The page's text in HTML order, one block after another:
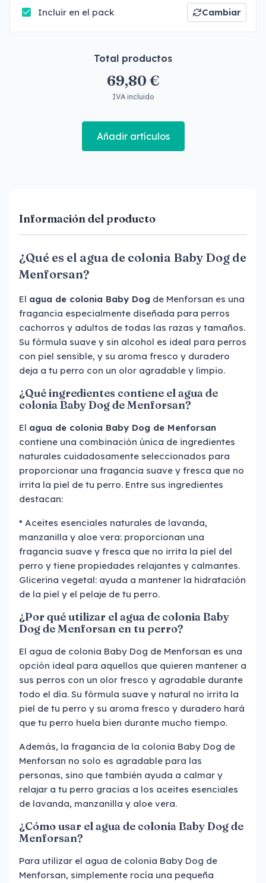
Incluir en el pack Cambiar
Total productos
69,80 €
IVA incluido
Añadir artículos
Información del producto
¿Qué es el agua de colonia Baby Dog de
Menforsan?
El agua de colonia Baby Dog de Menforsan es una
fragancia especialmente diseñada para perros
cachorros y adultos de todas las razas y tamaños.
Su fórmula suave y sin alcohol es ideal para perros
con piel sensible, y su aroma fresco y duradero
deja a tu perro con un olor agradable y limpio.
¿Qué ingredientes contiene el agua de
colonia Baby Dog de Menforsan?
El agua de colonia Baby Dog de Menforsan
contiene una combinación única de ingredientes
naturales cuidadosamente seleccionados para
proporcionar una fragancia suave y fresca que no
irrita la piel de tu perro. Entre sus ingredientes
destacan:
* Aceites esenciales naturales de lavanda,
manzanilla y aloe vera: proporcionan una
fragancia suave y fresca que no irrita la piel del
perro y tiene propiedades relajantes y calmantes.
Glicerina vegetal: ayuda a mantener la hidratación
de la piel y el pelaje de tu perro.
¿Por qué utilizar el agua de colonia Baby
Dog de Menforsan en tu perro?
El agua de colonia Baby Dog de Menforsan es una
opción ideal para aquellos que quieren mantener a
sus perros con un olor fresco y agradable durante
todo el día. Su fórmula suave y natural no irrita la
piel de tu perro y su aroma fresco y duradero hará
que tu perro huela bien durante mucho tiempo.
Además, la fragancia de la colonia Baby Dog de
Menforsan no solo es agradable para las
personas, sino que también ayuda a calmar y
relajar a tu perro gracias a los aceites esenciales
de lavanda, manzanilla y aloe vera.
¿Cómo usar el agua de colonia Baby Dog de
Menforsan?
Para utilizar el agua de colonia Baby Dog de
Menforsan, simplemente rocía una pequeña